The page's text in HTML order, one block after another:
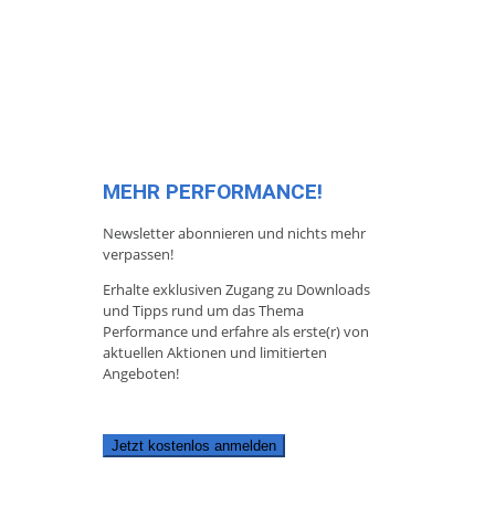
MEHR PERFORMANCE!
Newsletter abonnieren und nichts mehr
verpassen!
Erhalte exklusiven Zugang zu Downloads
und Tipps rund um das Thema
Performance und erfahre als erste(r) von
aktuellen Aktionen und limitierten
Angeboten!
Jetzt kostenlos anmelden